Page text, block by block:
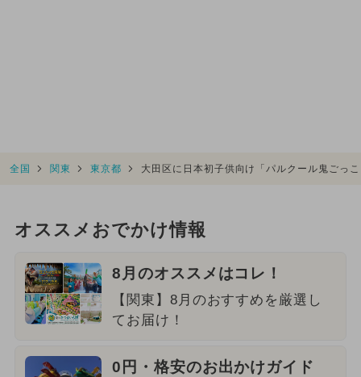
全国 関東 東京都 大田区に日本初子供向け「パルクール鬼ごっ
オススメおでかけ情報
8月のオススメはコレ！
【関東】8月のおすすめを厳選し
てお届け！
0円・格安のお出かけガイド